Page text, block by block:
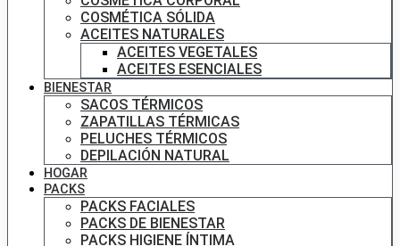
COSMÉTICA SÓLIDA
ACEITES NATURALES
ACEITES VEGETALES
ACEITES ESENCIALES
BIENESTAR
SACOS TÉRMICOS
ZAPATILLAS TÉRMICAS
PELUCHES TÉRMICOS
DEPILACIÓN NATURAL
HOGAR
PACKS
PACKS FACIALES
PACKS DE BIENESTAR
PACKS HIGIENE ÍNTIMA